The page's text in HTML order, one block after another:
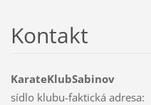
Kontakt
KarateKlubSabinov
sídlo klubu-faktická adresa: